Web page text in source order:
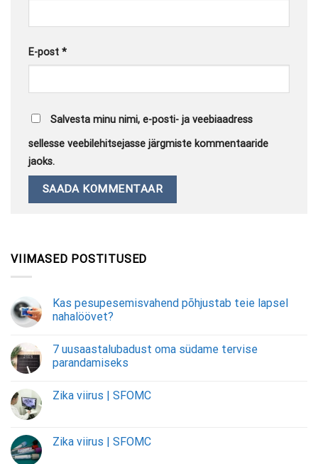
E-post *
Salvesta minu nimi, e-posti- ja veebiaadress
sellesse veebilehitsejasse järgmiste kommentaaride
jaoks.
VIIMASED POSTITUSED
Kas pesupesemisvahend põhjustab teie lapsel
nahalöövet?
7 uusaastalubadust oma südame tervise
parandamiseks
Zika viirus | SFOMC
Zika viirus | SFOMC